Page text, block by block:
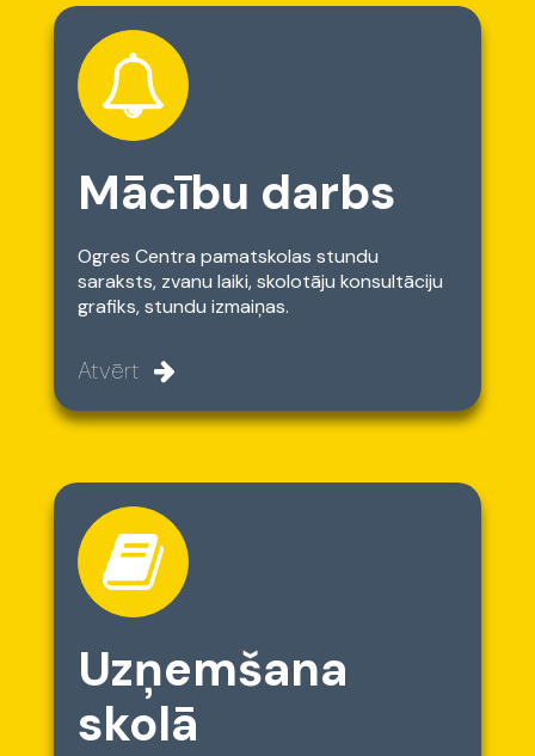
Mācību darbs
Ogres Centra pamatskolas stundu
saraksts, zvanu laiki, skolotāju konsultāciju
grafiks, stundu izmaiņas.
Atvērt
Uzņemšana
skolā